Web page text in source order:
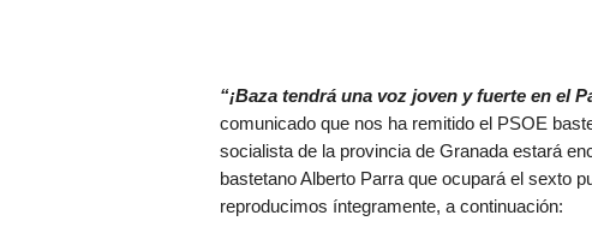
“¡Baza tendrá una voz joven y fuerte en el
comunicado que nos ha remitido el PSOE
socialista de la provincia de Granada estará
bastetano Alberto Parra que ocupará el sexto
reproducimos íntegramente, a continuación: